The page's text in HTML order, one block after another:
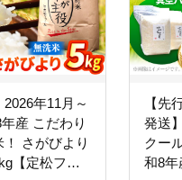
年11月～
産 こだわり
さがびより
【定松ファ
【先
発送
クー
和8年